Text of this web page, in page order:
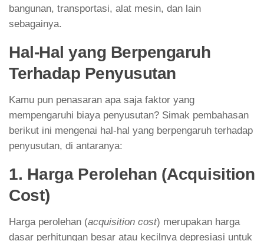
bangunan, transportasi, alat mesin, dan lain
sebagainya.
Hal-Hal yang Berpengaruh
Terhadap Penyusutan
Kamu pun penasaran apa saja faktor yang
mempengaruhi biaya penyusutan? Simak pembahasan
berikut ini mengenai hal-hal yang berpengaruh terhadap
penyusutan, di antaranya:
1. Harga Perolehan (Acquisition
Cost)
Harga perolehan (acquisition cost) merupakan harga
dasar perhitungan besar atau kecilnya depresiasi untuk